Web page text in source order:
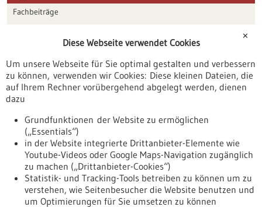
Fachbeiträge
Veranstaltungen
Erscheinungsdatum
Nach oben
✕
Diese Webseite verwendet Cookies
Um unsere Webseite für Sie optimal gestalten und verbessern
zu können, verwenden wir Cookies: Diese kleinen Dateien, die
auf Ihrem Rechner vorübergehend abgelegt werden, dienen
dazu
Grundfunktionen der Website zu ermöglichen
(„Essentials“)
in der Website integrierte Drittanbieter-Elemente wie
Youtube-Videos oder Google Maps-Navigation zugänglich
zu machen („Drittanbieter-Cookies“)
Statistik- und Tracking-Tools betreiben zu können um zu
verstehen, wie Seitenbesucher die Website benutzen und
um Optimierungen für Sie umsetzen zu können